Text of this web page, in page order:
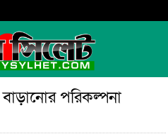
বাড়ানোর পরিকল্পনা